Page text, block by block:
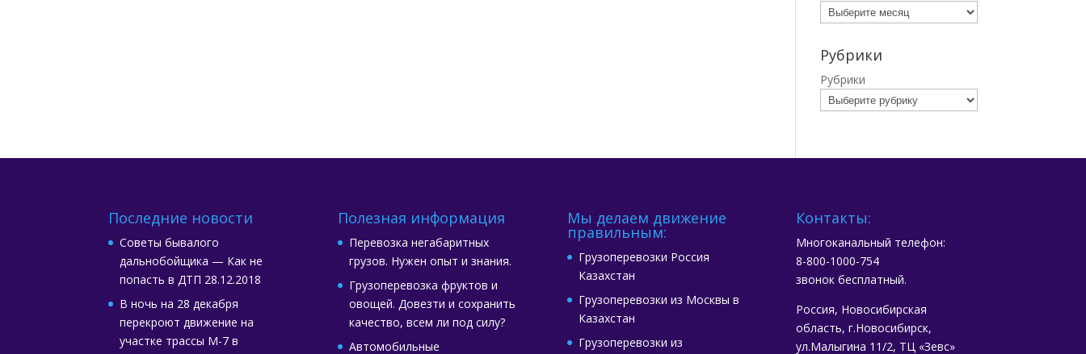
Рубрики
Рубрики
Последние новости
Советы бывалого
дальнобойщика — Как не
попасть в ДТП 28.12.2018
В ночь на 28 декабря
перекроют движение на
участке трассы М-7 в
Полезная информация
Перевозка негабаритных
грузов. Нужен опыт и знания.
Грузоперевозка фруктов и
овощей. Довезти и сохранить
качество, всем ли под силу?
Автомобильные
Мы делаем движение
правильным:
Грузоперевозки Россия
Казахстан
Грузоперевозки из Москвы в
Казахстан
Грузоперевозки из
Контакты:
Многоканальный телефон:
8-800-1000-754
звонок бесплатный.
Россия, Новосибирская
область, г.Новосибирск,
ул.Малыгина 11/2, ТЦ «Зевс»